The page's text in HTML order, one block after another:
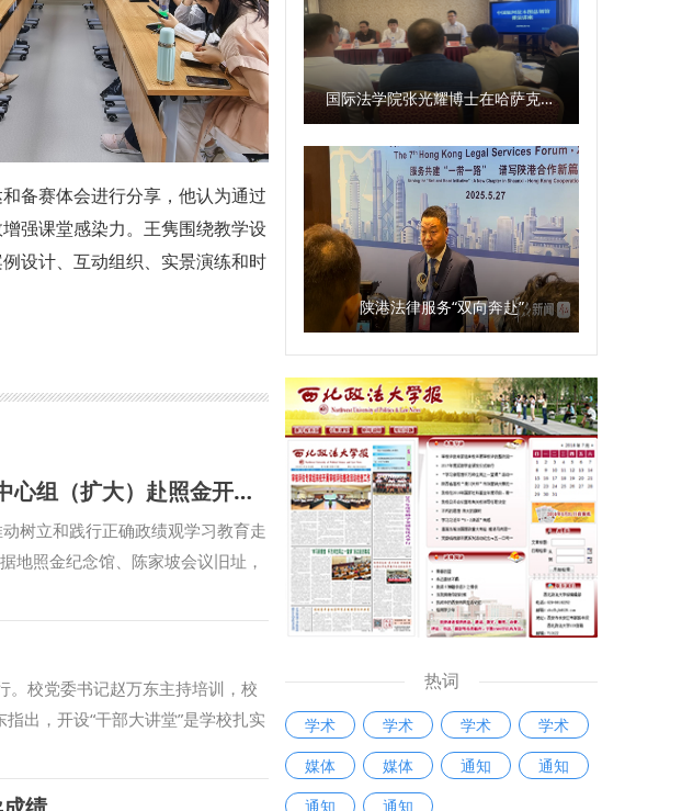
备赛体会进行分享，他认为通过
强课堂感染力。王隽围绕教学设
设计、互动组织、实景演练和时
传承照金薪火 淬炼正确政绩观 ——我校党委理论学习中心组（扩大）赴照金开展实践研学活动
树立和践行正确政绩观学习教育走
地照金纪念馆、陈家坡会议旧址，
纪念馆为国家一级博物馆、全国
刘志丹、谢子长、习仲勋等革命先
神的厚重历史底蕴和鲜活时代价
命根据地从创建、发展到壮大的
革命故事，重温那段筚路蓝缕、星
品格。 参观结束后，全体人员来
篮，致以深切缅怀与崇高敬意。巍
。校党委书记赵万东主持培训，校
出，开设“干部大讲堂”是学校扎实
才干、提升能力的重要举措。他强
紧密结合，深入思考如何在推进学
国际法学院张光耀博士在哈萨克斯坦阿拉木图开展科研与社会服务活动
陕港法律服务“双向奔赴”
热词
学术 学术 学术
学术
媒体
媒体 通知
通知
通知
通知